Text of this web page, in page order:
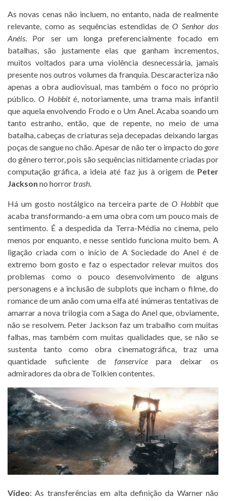
As novas cenas não incluem, no entanto, nada de realmente
relevante, como as sequências estendidas de O Senhor dos
Anéis. Por ser um longa preferencialmente focado em
batalhas, são justamente elas que ganham incrementos,
muitos voltados para uma violência desnecessária, jamais
presente nos outros volumes da franquia. Descaracteriza não
apenas a obra audiovisual, mas também o foco no próprio
público.O Hobbité, notoriamente, uma trama mais infantil
que aquela envolvendo Frodo e o Um Anel. Acaba soando um
tanto estranho, então, que de repente, no meio de uma
batalha, cabeças de criaturas seja decepadas deixando largas
poças de sangue no chão. Apesar de não ter o impacto do gore
do gênero terror, pois são sequências nitidamente criadas por
computação gráfica, a ideia até faz jus à origem de Peter
Jackson no horrortrash.
Há um gosto nostálgico na terceira parte deO Hobbitque
acaba transformando-a em uma obra com um pouco mais de
sentimento. É a despedida da Terra-Média no cinema, pelo
menos por enquanto, e nesse sentido funciona muito bem. A
ligação criada com o início de A Sociedade do Anel é de
extremo bom gosto e faz o espectador relevar muitos dos
problemas como o pouco desenvolvimento de alguns
personagens e a inclusão de subplots que incham o filme, do
romance de um anão com uma elfa até inúmeras tentativas de
amarrar a nova trilogia com a Saga do Anel que, obviamente,
não se resolvem. Peter Jackson faz um trabalho com muitas
falhas, mas também com muitas qualidades que, se não se
sustenta tanto como obra cinematográfica, traz uma
quantidade suficiente de fanservicepara deixar os
admiradores da obra de Tolkien contentes.
Vídeo: As transferências em alta definição da Warner não